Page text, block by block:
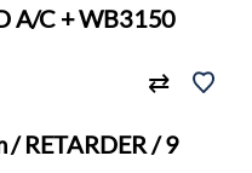
A/C + WB3150
/ RETARDER / 9